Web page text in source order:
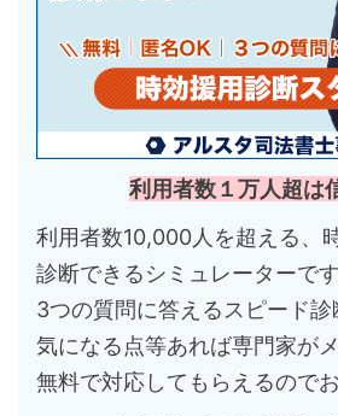
利用者数10,000人を超える、
診断できるシミュレーターです
3つの質問に答えるスピード診
気になる点等あれば専門家が
無料で対応してもらえるのでお
利用者数１万人超は